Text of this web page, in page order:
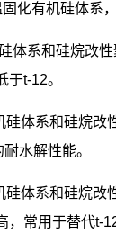
化有机硅体系
体系和硅烷改
t-12。
体系和硅烷改
水解性能。
体系和硅烷改
常用于替代t-12